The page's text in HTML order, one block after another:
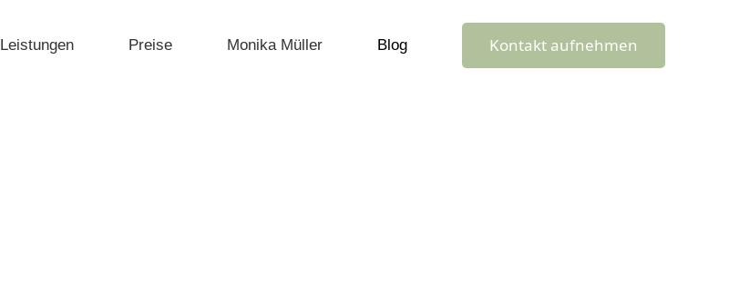
Leistungen Preise Monika Müller Blog Kontakt aufnehmen